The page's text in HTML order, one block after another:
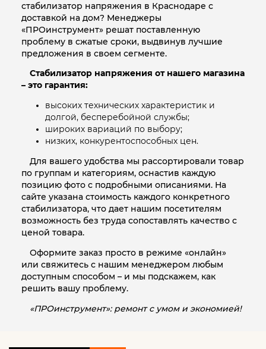
стабилизатор напряжения в Краснодаре с
доставкой на дом? Менеджеры
«ПРОинструмент» решат поставленную
проблему в сжатые сроки, выдвинув лучшие
предложения в своем сегменте.
Стабилизатор напряжения от нашего магазина
– это гарантия:
высоких технических характеристик и
долгой, бесперебойной службы;
широких вариаций по выбору;
низких, конкурентоспособных цен.
Для вашего удобства мы рассортировали товар
по группам и категориям, оснастив каждую
позицию фото с подробными описаниями. На
сайте указана стоимость каждого конкретного
стабилизатора, что дает нашим посетителям
возможность без труда сопоставлять качество с
ценой товара.
Оформите заказ просто в режиме «онлайн»
или свяжитесь с нашим менеджером любым
доступным способом – и мы подскажем, как
решить вашу проблему.
«ПРОинструмент»: ремонт с умом и экономией!